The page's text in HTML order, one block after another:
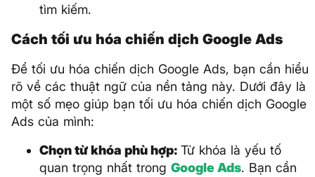
tìm kiếm.
Cách tối ưu hóa chiến dịch Google Ads
Để tối ưu hóa chiến dịch Google Ads, bạn cần hiểu
rõ về các thuật ngữ của nền tảng này. Dưới đây là
một số mẹo giúp bạn tối ưu hóa chiến dịch Google
Ads của mình:
Chọn từ khóa phù hợp: Từ khóa là yếu tố
quan trọng nhất trong Google Ads. Bạn cần